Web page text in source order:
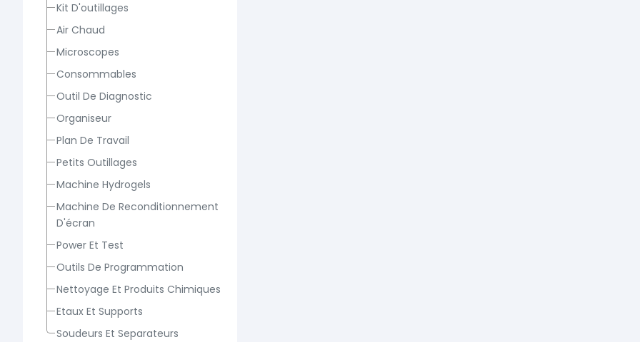
Kit D'outillages
Air Chaud
Microscopes
Consommables
Outil De Diagnostic
Organiseur
Plan De Travail
Petits Outillages
Machine Hydrogels
Machine De Reconditionnement
D'écran
Power Et Test
Outils De Programmation
Nettoyage Et Produits Chimiques
Etaux Et Supports
Soudeurs Et Separateurs